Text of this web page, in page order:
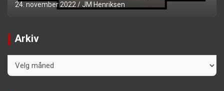
24. november 2022 JM Henriksen
Arkiv